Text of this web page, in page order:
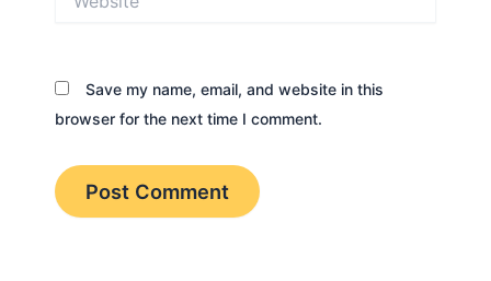
Save my name, email, and website in this
browser for the next time I comment.